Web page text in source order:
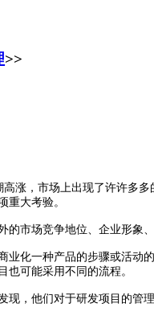
>>
涨，市场上出现了许许多
重大考验。
场竞争地位、企业形象、
一种产品的步骤或活动
也可能采用不同的流程。
他们对于研发项目的管理